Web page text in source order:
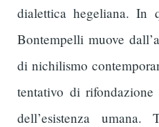
dialettica hegeliana. In
Bontempelli muove
di nichilismo
tentativo di
dell’esistenza